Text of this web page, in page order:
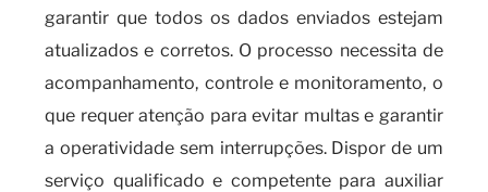
garantir que todos os dados enviados estejam
atualizados e corretos. O processo necessita de
acompanhamento, controle e monitoramento, o
que requer atenção para evitar multas e garantir
a operatividade sem interrupções. Dispor de um
serviço qualificado e competente para auxiliar